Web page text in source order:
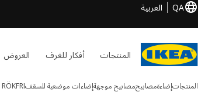
QA العربية
المنتجات أفكار للغرف العروض
المنتجاتإضاءةمصابيحمصابيح موجهةإضاءات موضعية للسقفRÖKFRI